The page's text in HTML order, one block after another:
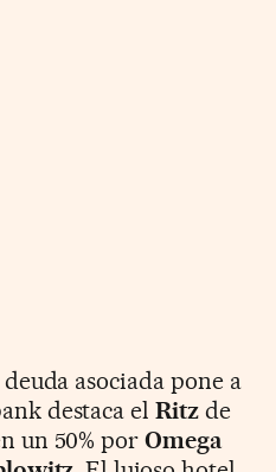
asociada pone a
destaca elRitz de
un 50% porOmega